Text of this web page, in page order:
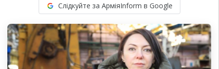
Слідкуйте за АрміяInform в Google